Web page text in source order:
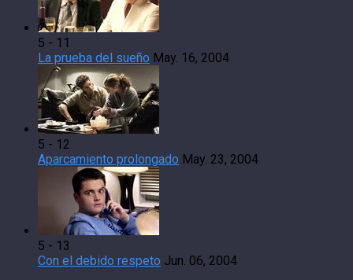
5 - 11
La prueba del sueño May. 16, 2004
5 - 12
Aparcamiento prolongado May. 23, 2004
5 - 13
Con el debido respeto Jun. 06, 2004